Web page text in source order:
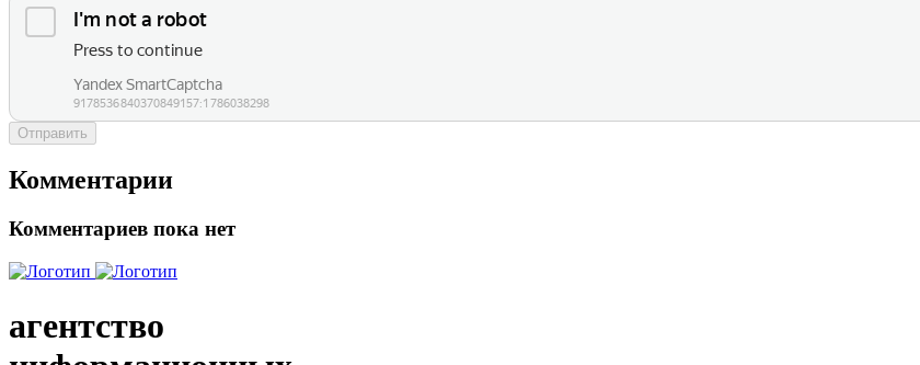
Отправить
Комментарии
Комментариев пока нет
агентство